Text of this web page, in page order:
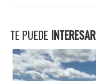
TE PUEDE INTERESAR